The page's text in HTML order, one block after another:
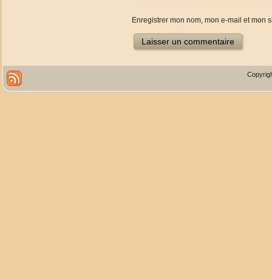
Enregistrer mon nom, mon e-mail et mon